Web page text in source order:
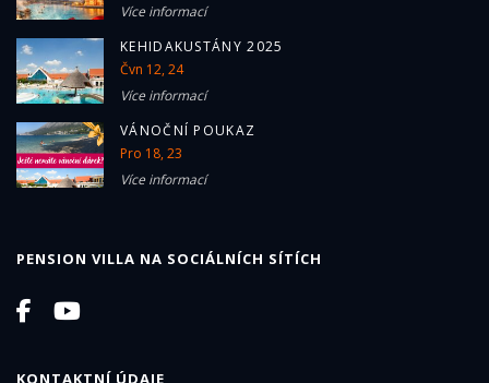
Více informací
KEHIDAKUSTÁNY 2025
Čvn 12, 24
Více informací
VÁNOČNÍ POUKAZ
Pro 18, 23
Více informací
PENSION VILLA NA SOCIÁLNÍCH SÍTÍCH
KONTAKTNÍ ÚDAJE